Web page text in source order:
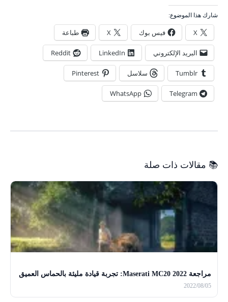
شارك هذا الموضوع:
X فيس بوك X طباعة
البريد الإلكتروني LinkedIn
Reddit
Tumblr سلاسل Pinterest
Telegram
WhatsApp
📚 مقالات ذات صلة
مراجعة 2022 Maserati MC20: تجربة قيادة مليئة بالحماس العميق
2022/08/05